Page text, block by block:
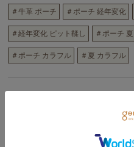
＃牛革 ポーチ ＃ポーチ 経年変化
＃経年変化 ピット鞣し ＃ポーチ 夏
＃ポーチ カラフル ＃夏 カラフル
春夏コレクション「フルーツマー
に、イチゴ、キウイ、レモンなど